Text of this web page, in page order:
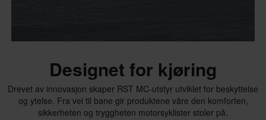
Designet for kjøring
Drevet av innovasjon skaper RST MC-utstyr utviklet for beskyttelse
og ytelse. Fra vei til bane gir produktene våre den komforten,
sikkerheten og tryggheten motorsyklister stoler på.